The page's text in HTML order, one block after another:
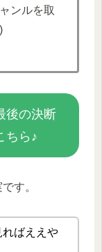
ンルを取
後の決断
ちら♪
す。
ればええや